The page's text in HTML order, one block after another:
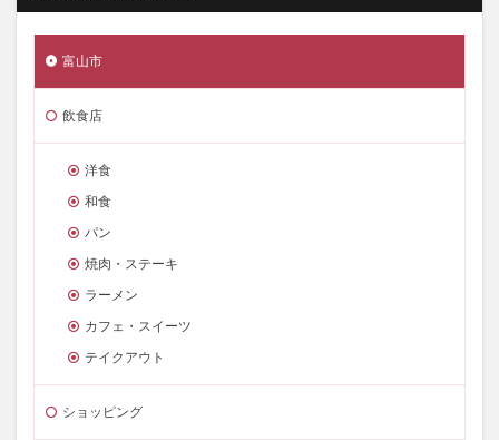
富山市
飲食店
洋食
和食
パン
焼肉・ステーキ
ラーメン
カフェ・スイーツ
テイクアウト
ショッピング